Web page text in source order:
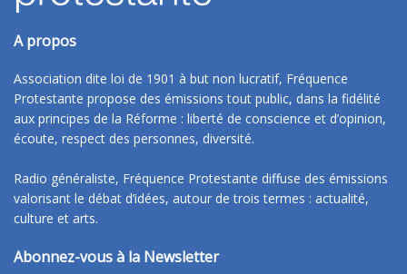
A propos
Association dite loi de 1901 à but non lucratif, Fréquence
Protestante propose des émissions tout public, dans la fidélité
aux principes de la Réforme : liberté de conscience et d’opinion,
écoute, respect des personnes, diversité.
Radio généraliste, Fréquence Protestante diffuse des émissions
valorisant le débat d’idées, autour de trois termes : actualité,
culture et arts.
Abonnez-vous à la Newsletter